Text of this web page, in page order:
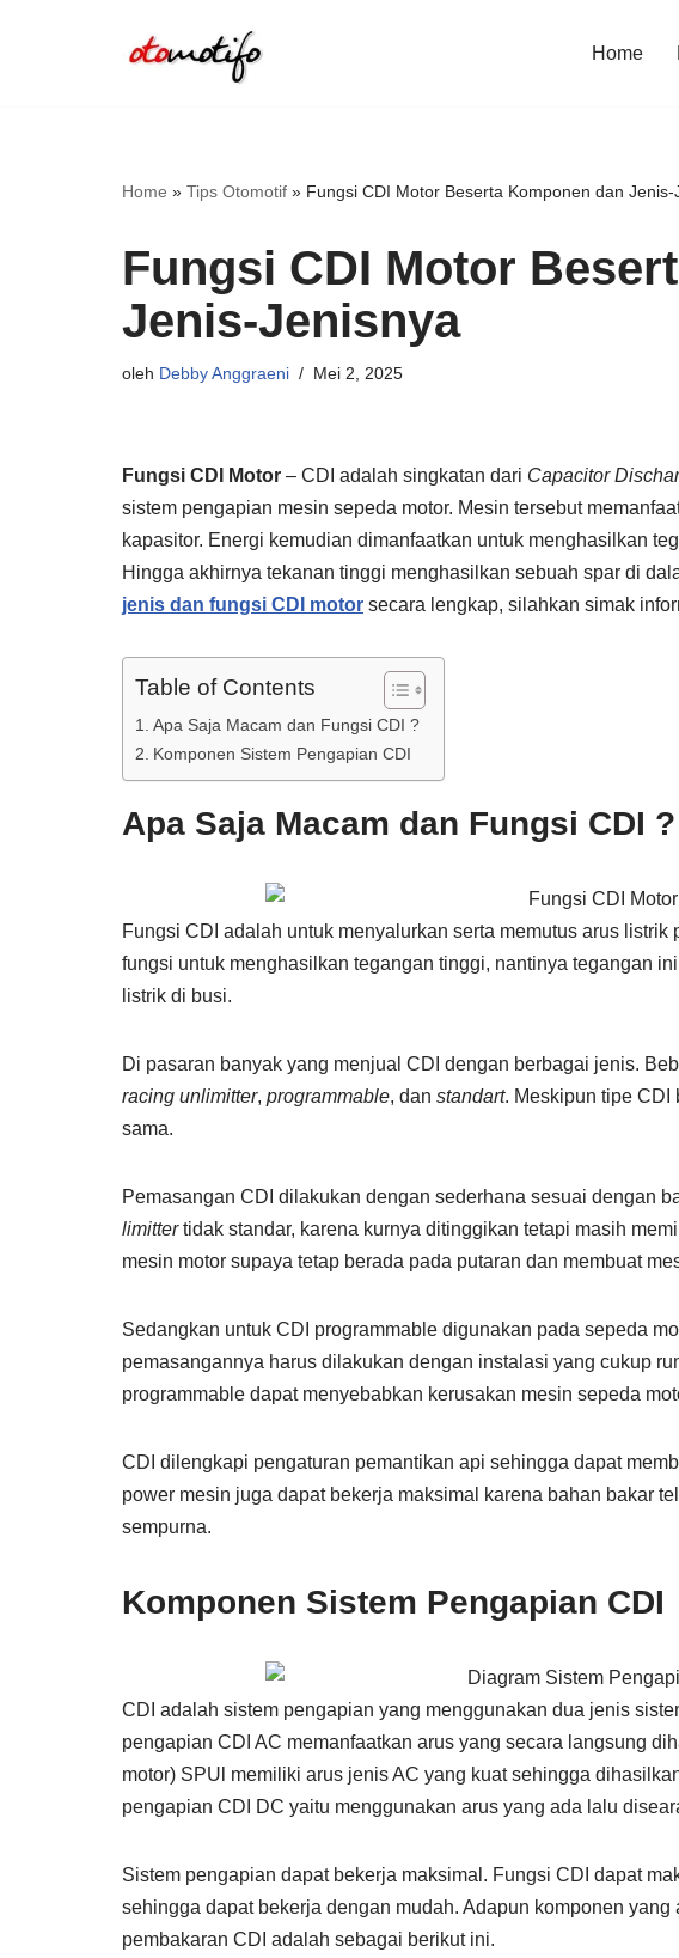
Home
Home » Tips Otomotif » Fungsi CDI Motor Beserta Komponen dan Jenis-
Fungsi CDI Motor
Jenis-Jenisnya
oleh Debby Anggraeni Mei 2, 2025
Fungsi CDI Motor – CDI adalah singkatan dari Capacitor
sistem pengapian mesin sepeda motor. Mesin tersebut
kapasitor. Energi kemudian dimanfaatkan untuk menghasilkan
Hingga akhirnya tekanan tinggi menghasilkan sebuah spar di
jenis dan fungsi CDI motor secara lengkap, silahkan simak
Table of Contents
Apa Saja Macam dan Fungsi CDI ?
Komponen Sistem Pengapian CDI
Apa Saja Macam dan Fungsi CDI ?
Fungsi CDI adalah untuk menyalurkan serta memutus arus
fungsi untuk menghasilkan tegangan tinggi, nantinya tegangan
listrik di busi.
Di pasaran banyak yang menjual CDI dengan berbagai jenis.
racing unlimitter, programmable, dan standart. Meskipun tipe CDI
sama.
Pemasangan CDI dilakukan dengan sederhana sesuai dengan
limittertidak standar, karena kurnya ditinggikan tetapi masih
mesin motor supaya tetap berada pada putaran dan membuat
Sedangkan untuk CDI programmable digunakan pada sepeda
pemasangannya harus dilakukan dengan instalasi yang cukup
programmable dapat menyebabkan kerusakan mesin sepeda
CDI dilengkapi pengaturan pemantikan api sehingga dapat
power mesin juga dapat bekerja maksimal karena bahan bakar
sempurna.
Komponen Sistem Pengapian CDI
CDI adalah sistem pengapian yang menggunakan dua jenis
pengapian CDI AC memanfaatkan arus yang secara langsung
motor) SPUl memiliki arus jenis AC yang kuat sehingga
pengapian CDI DC yaitu menggunakan arus yang ada lalu
Sistem pengapian dapat bekerja maksimal. Fungsi CDI dapat
sehingga dapat bekerja dengan mudah. Adapun komponen
pembakaran CDI adalah sebagai berikut ini.